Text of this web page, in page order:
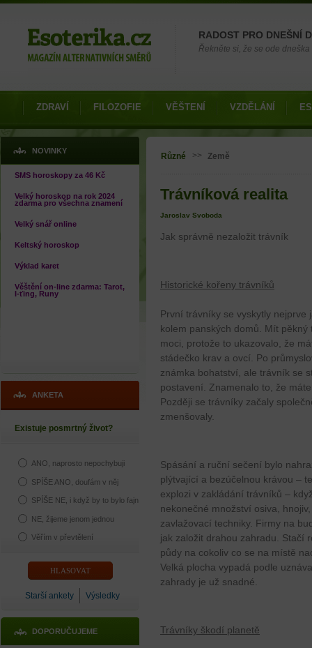
RADOST PRO DNEŠNÍ
Řekněte si, že se ode
ZDRAVÍ FILOZOFIE VĚŠTENÍ VZDĚLÁNÍ
NOVINKY
SMS horoskopy za 46 Kč
Velký horoskop na rok 2024
zdarma pro všechna znamení
Velký snář online
Keltský horoskop
Výklad karet
Věštění on-line zdarma: Tarot,
I-ťing, Runy
ANKETA
Existuje posmrtný život?
ANO, naprosto nepochybuji
SPÍŠE ANO, doufám v něj
SPÍŠE NE, i když by to bylo fajn
NE, žijeme jenom jednou
Věřím v převtělení
Starší ankety Výsledky
DOPORUČUJEME
Jste zde
Různé >> Země
Trávníková realita
Jaroslav Svoboda
Jak správně nezaložit trávník
Historické kořeny trávníků
První trávníky se vyskytly
kolem panských domů. Mít
moci, protože to ukazovalo, že
stádečko krav a ovcí. Po
známka bohatství, ale trávník se
postavení. Znamenalo to, že
Později se trávníky začaly
zmenšovaly.
Spásání a ruční sečení bylo
plýtvající a bezúčelnou krávou –
explozi v zakládání trávníků –
nekonečné množství osiva,
zavlažovací techniky. Firmy na
jak založit drahou zahradu. Stačí
půdy na cokoliv co se na místě
Velká plocha vypadá podle
zahrady je už snadné.
Trávníky škodí planetě